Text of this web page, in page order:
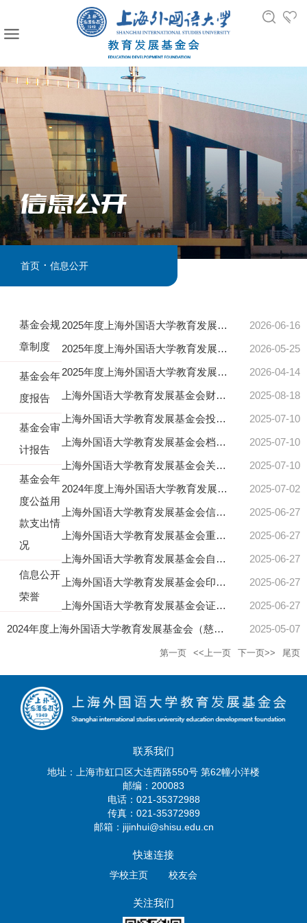
信息公开
首页 . 信息公开
基金会规
章制度
基金会年
度报告
基金会审
计报告
基金会年
度公益用
款支出情
况
信息公开
荣誉
2026-06-16
2025年度上海外国语大学教育发展基金会捐赠使用情况
2026-05-25
2025年度上海外国语大学教育发展基金会审计报告
2026-04-14
2025年度上海外国语大学教育发展基金会（慈善组织）年报
2025-08-18
上海外国语大学教育发展基金会财务管理办法
2025-07-10
上海外国语大学教育发展基金会投资活动管理办法
2025-07-10
上海外国语大学教育发展基金会档案管理办法
2025-07-10
上海外国语大学教育发展基金会关联方管理办法
2025-07-02
2024年度上海外国语大学教育发展基金会捐赠使用情况
2025-06-27
上海外国语大学教育发展基金会信息公开办法
2025-06-27
上海外国语大学教育发展基金会重大事项报告办法
2025-06-27
上海外国语大学教育发展基金会自聘人员管理办法
2025-06-27
上海外国语大学教育发展基金会印章管理办法
2025-06-27
上海外国语大学教育发展基金会证书管理办法
2025-05-07
2024年度上海外国语大学教育发展基金会（慈善组织）年报
第一页 <<上一页 下一页>> 尾页
联系我们
地址：上海市虹口区大连西路550号 第62幢小洋楼
邮编：200083
电话：021-35372988
传真：021-35372989
邮箱：jijinhui@shisu.edu.cn
快速连接
学校主页 校友会
关注我们